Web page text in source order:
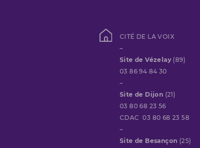
CITÉ DE LA VOIX
–
Site de Vézelay (89)
03 86 94 84 30
–
Site de Dijon (21)
03 80 68 23 56
CDAC 03 80 68 23 58
–
Site de Besançon (25)